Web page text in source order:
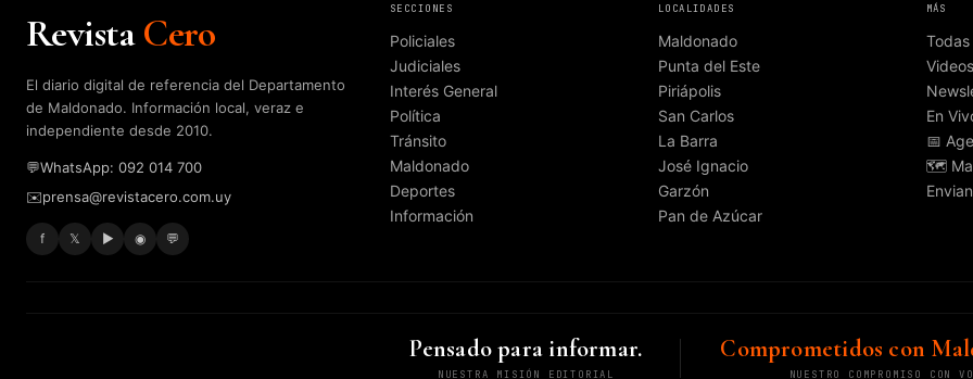
RevistaCero
El diario digital de referencia del Departamento
de Maldonado. Información local, veraz e
independiente desde 2010.
💬WhatsApp: 092 014 700
✉️prensa@revistacero.com.uy
f 𝕏 ▶ ◉ 💬
SECCIONES
Policiales
Judiciales
Interés General
Política
Tránsito
Maldonado
Deportes
Información
LOCALIDADES
Maldonado
Punta del Este
Piriápolis
San Carlos
La Barra
José Ignacio
Garzón
Pan de Azúcar
MÁS
En
📅
🗺️
Pensado para informar.
NUESTRA MISIÓN EDITORIAL
Comprometidos con
NUESTRO COMPROMISO CON